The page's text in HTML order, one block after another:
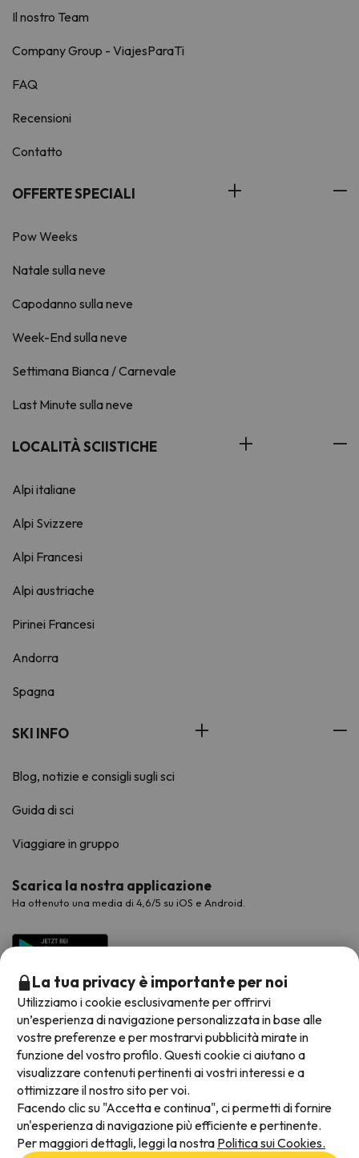
Il nostro Team
Company Group - ViajesParaTi
FAQ
Recensioni
Contatto
OFFERTE SPECIALI
Pow Weeks
Natale sulla neve
Capodanno sulla neve
Week-End sulla neve
Settimana Bianca / Carnevale
Last Minute sulla neve
LOCALITÀ SCIISTICHE
Alpi italiane
Alpi Svizzere
Alpi Francesi
Alpi austriache
Pirinei Francesi
Andorra
Spagna
SKI INFO
Blog, notizie e consigli sugli sci
Guida di sci
Viaggiare in gruppo
Scarica la nostra applicazione
Ha ottenuto una media di 4,6/5 su iOS e Android.
Metodi di pagamento disponibili
La tua privacy è importante per noi
Utilizziamo i cookie esclusivamente per offrirvi
un’esperienza di navigazione personalizzata in base alle
vostre preferenze e per mostrarvi pubblicità mirate in
funzione del vostro profilo. Questi cookie ci aiutano a
visualizzare contenuti pertinenti ai vostri interessi e a
ottimizzare il nostro sito per voi.
Facendo clic su "Accetta e continua", ci permetti di fornire
un'esperienza di navigazione più efficiente e pertinente.
Per maggiori dettagli, leggi la nostra Politica sui Cookies.